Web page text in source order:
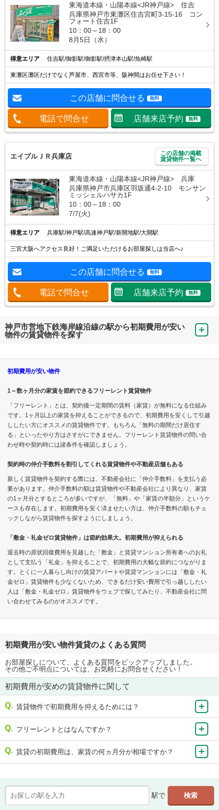
東海道本線・山陽本線<JR神戸線> 住吉
兵庫県神戸市東灘区住吉宮町3-15-16 コン
フォート住吉1F
10：00～18：00
8月5日（水）
得意エリア 住吉駅/御影駅/御影駅/摂津本山駅/魚崎駅
東灘区灘区だけでなく芦屋市、西宮市等、阪神間はお任せ下さい！
この店舗に問合せる 無料
電話で問合せ 店舗来店予約 無料
エイブルＪＲ兵庫店
この店舗の掲載
賃貸物件一覧へ
東海道本線・山陽本線<JR神戸線> 兵庫
兵庫県神戸市兵庫区羽坂通4-2-10 モンサン
ミッシェルハサカ1F
10：00～18：00
7/7(火)
得意エリア 兵庫駅/神戸駅/高速神戸駅/新開地駅/大開駅
三宮大阪へアクセス良好！ご満足いただけるお部屋探しは当店へ♪
この店舗に問合せる 無料
電話で問合せ 店舗来店予約 無料
神戸市営地下鉄海岸線沿線の駅から初期費用が安い
物件の賃貸物件を探す
初期費用が安い物件
1～数ヶ月分の家賃を節約できるフリーレント賃貸物件
「フリーレント」とは、契約後一定期間の賃料（家賃）が無料になる仕組み
です。1ヶ月以上の家賃を抑えることができるので、初期費用を安くして引越
ししたい方にオススメの賃貸物件です。もちろん「無料の期間だけ居住す
る」といったやり方はさすがにできません。フリーレント賃貸物件の問い合
わせ時や契約時には諸条件を確認しましょう。
契約時の仲介手数料を割引してくれる賃貸物件や不動産店舗もある
新しく賃貸物件を契約する際には、不動産会社に「仲介手数料」を支払う必
要があります。仲介手数料の額は賃貸物件や不動産会社により異なり、家賃
の1ヶ月分とするところが多いですが、「無料」や「家賃の半額分」というケ
ースも存在します。初期費用を安く済ませたい方は、仲介手数料の額もチェ
ックしながら賃貸物件を探すようにしましょう。
「敷金・礼金ゼロ賃貸物件」は節約効果大。初期費用が抑えられる
退去時の原状回復費用を見越した「敷金」と賃貸マンション所有者へのお礼
として支払う「礼金」を抑えることで、初期費用の大幅な節約につながりま
す。とくに一人暮らし向けの賃貸アパートや賃貸マンションには「敷金・礼
金ゼロ」賃貸物件も少なくないため、できるだけ安い費用で引っ越ししたい
人は「敷金・礼金ゼロ」賃貸物件をウェブで探してみたり、不動産会社に問
い合わせてみるのがオススメです。
初期費用が安い物件賃貸のよくある質問
お部屋探しについて、よくある質問をピックアップしました。
その他ご不明点については、お気軽にお問合せください！
初期費用が安めの賃貸物件に関して
賃貸物件で初期費用を抑えるためには？
フリーレントとはなんですか？
賃貸の初期費用は、家賃の何ヵ月分が相場ですか？
駅で